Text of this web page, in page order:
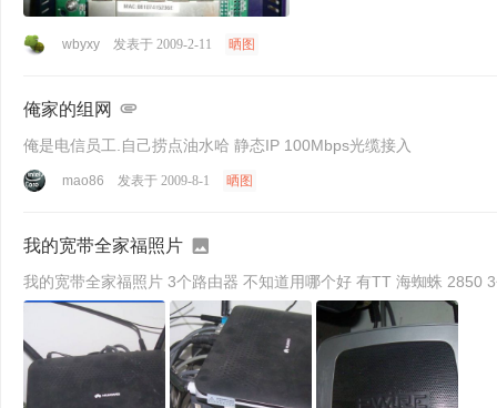
wbyxy 发表于 2009-2-11 晒图
俺家的组网
俺是电信员工.自己捞点油水哈 静态IP 100Mbps光缆接入
mao86 发表于 2009-8-1 晒图
我的宽带全家福照片